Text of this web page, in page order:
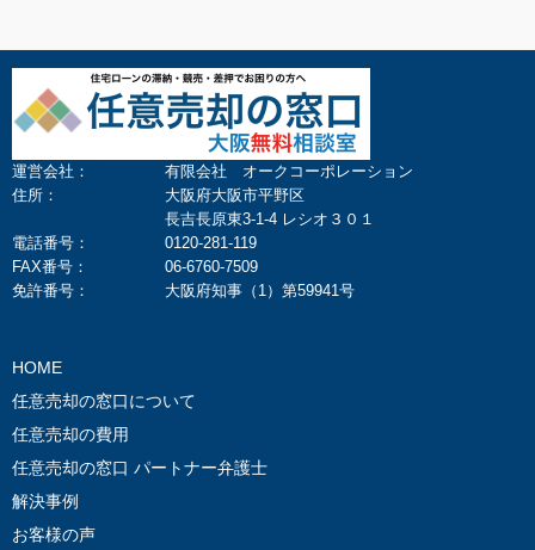
運営会社：
有限会社 オークコーポレーション
住所：
大阪府大阪市平野区
長吉長原東3-1-4 レシオ３０１
電話番号：
0120-281-119
FAX番号：
06-6760-7509
免許番号：
大阪府知事（1）第59941号
HOME
任意売却の窓口について
任意売却の費用
任意売却の窓口 パートナー弁護士
解決事例
お客様の声